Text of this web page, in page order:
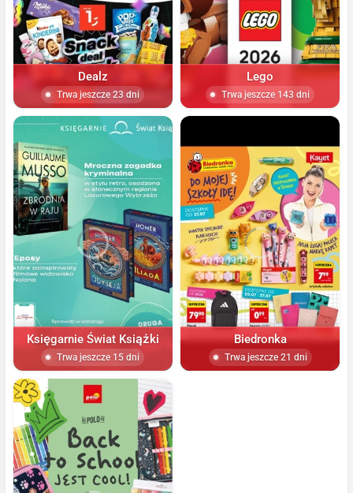
Dealz
Trwa jeszcze 23 dni
Lego
Trwa jeszcze 143 dni
Księgarnie Świat Książki
Trwa jeszcze 15 dni
Biedronka
Trwa jeszcze 21 dni